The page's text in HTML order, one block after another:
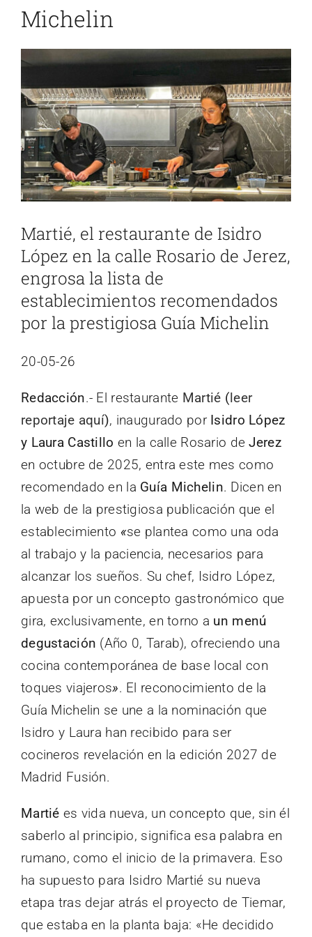
Michelin
Ver
más
grande
Martié, el restaurante de Isidro
López en la calle Rosario de Jerez,
engrosa la lista de
establecimientos recomendados
por la prestigiosa Guía Michelin
20-05-26
Redacción.- El restaurante Martié (leer
reportaje aquí), inaugurado por Isidro López
y Laura Castillo en la calle Rosario deJerez
en octubre de 2025, entra este mes como
recomendado en la Guía Michelin. Dicen en
la web de la prestigiosa publicación que el
establecimiento «se plantea como una oda
al trabajo y la paciencia, necesarios para
alcanzar los sueños. Su chef, Isidro López,
apuesta por un concepto gastronómico que
gira, exclusivamente, en torno a un menú
degustación (Año 0, Tarab), ofreciendo una
cocina contemporánea de base local con
toques viajeros». El reconocimiento de la
Guía Michelin se une a la nominación que
Isidro y Laura han recibido para ser
cocineros revelación en la edición 2027 de
Madrid Fusión.
Martié es vida nueva, un concepto que, sin él
saberlo al principio, significa esa palabra en
rumano, como el inicio de la primavera. Eso
ha supuesto para Isidro Martié su nueva
etapa tras dejar atrás el proyecto de Tiemar,
que estaba en la planta baja: «He decidido